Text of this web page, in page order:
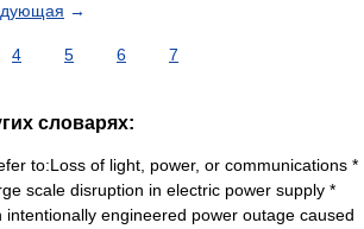
→
4 5 6 7
словарях:
to:Loss of light, power, or communications *
scale disruption in electric power supply *
intentionally engineered power outage caused